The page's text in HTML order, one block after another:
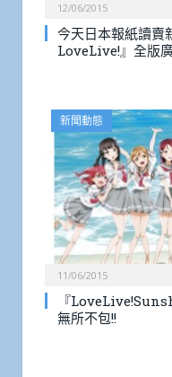
12/06/2015
今天日本報紙讀賣
LoveLive!』全版
新聞動態
11/06/2015
『
無所不包!!